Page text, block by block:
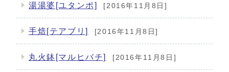
湯湯婆[ユタンポ] [2016年11月8日]
手焙[テアブリ] [2016年11月8日]
丸火鉢[マルヒバチ] [2016年11月8日]